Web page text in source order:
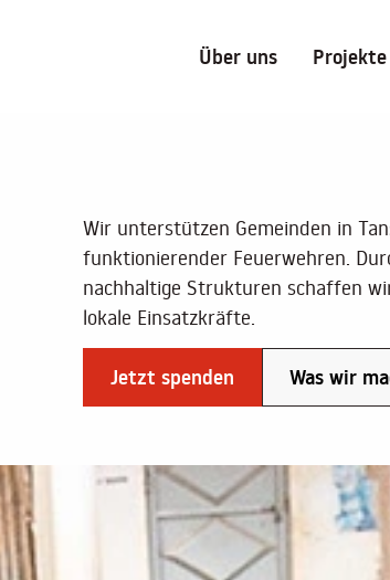
Über uns Projekte
Wir unterstützen Gemeinden in
funktionierender Feuerwehren.
nachhaltige Strukturen schaffen
lokale Einsatzkräfte.
Jetzt spenden Was wir